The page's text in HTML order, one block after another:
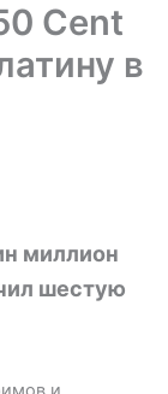
Cent
в
миллион
шестую